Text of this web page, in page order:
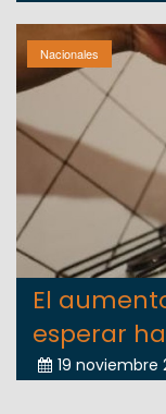
Nacionales
El
esperar
19 noviembre